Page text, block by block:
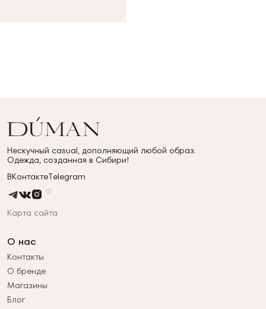
Нескучный casual, дополняющий любой образ.
Одежда, созданная в Сибири!
ВКонтактеTelegram
Карта сайта
О нас
Контакты
О бренде
Магазины
Блог